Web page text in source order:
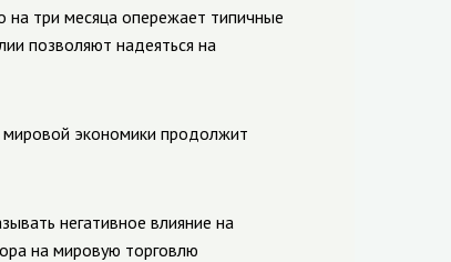
три месяца опережает типичные
позволяют надеяться на
экономики продолжит
негативное влияние на
на мировую торговлю